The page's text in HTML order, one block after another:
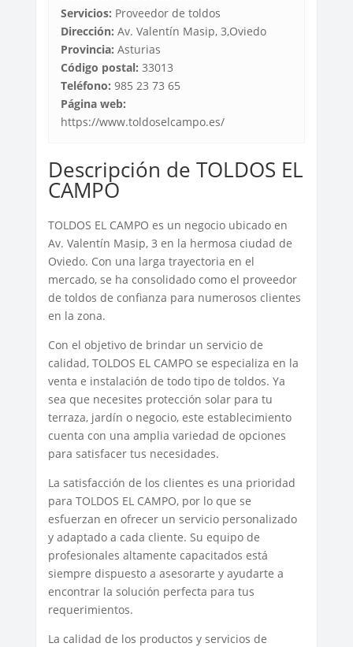
Servicios: Proveedor de toldos
Dirección: Av. Valentín Masip, 3,Oviedo
Provincia: Asturias
Código postal: 33013
Teléfono: 985 23 73 65
Página web:
https://www.toldoselcampo.es/
Descripción de TOLDOS EL
CAMPO
TOLDOS EL CAMPO es un negocio ubicado en
Av. Valentín Masip, 3 en la hermosa ciudad de
Oviedo. Con una larga trayectoria en el
mercado, se ha consolidado como el proveedor
de toldos de confianza para numerosos clientes
en la zona.
Con el objetivo de brindar un servicio de
calidad, TOLDOS EL CAMPO se especializa en la
venta e instalación de todo tipo de toldos. Ya
sea que necesites protección solar para tu
terraza, jardín o negocio, este establecimiento
cuenta con una amplia variedad de opciones
para satisfacer tus necesidades.
La satisfacción de los clientes es una prioridad
para TOLDOS EL CAMPO, por lo que se
esfuerzan en ofrecer un servicio personalizado
y adaptado a cada cliente. Su equipo de
profesionales altamente capacitados está
siempre dispuesto a asesorarte y ayudarte a
encontrar la solución perfecta para tus
requerimientos.
La calidad de los productos y servicios de